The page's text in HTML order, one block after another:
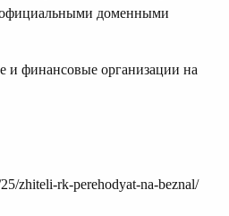
официальными доменными
и финансовые организации на
zhiteli-rk-perehodyat-na-beznal/